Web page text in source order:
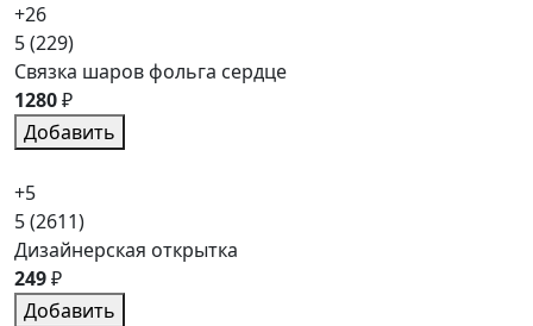
+26
5(229)
Связка шаров фольга сердце
1280₽
Добавить
+5
5(2611)
Дизайнерская открытка
249₽
Добавить